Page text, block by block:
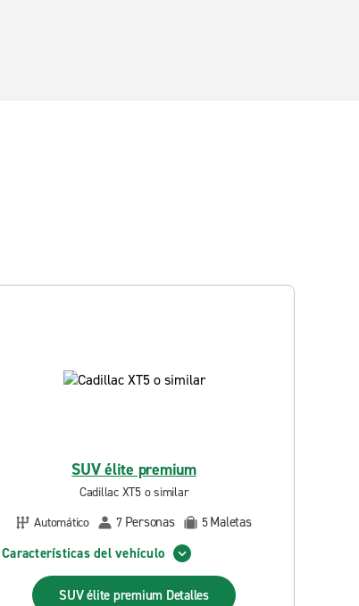
SUV élite premium
Cadillac XT5 o similar
Automático
7 Personas 5Maletas
Características del vehículo
SUV élite premium Detalles